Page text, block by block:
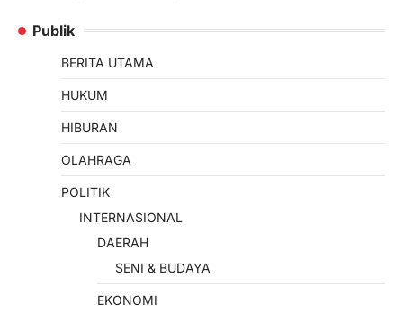
Publik
BERITA UTAMA
HUKUM
HIBURAN
OLAHRAGA
POLITIK
INTERNASIONAL
DAERAH
SENI & BUDAYA
EKONOMI